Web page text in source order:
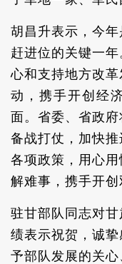
胡昌升表示，今
赶进位的关键一
心和支持地方改
动，携手开创经
面。省委、省政
备战打仗，加快
各项政策，用心用
解难事，携手开创
驻甘部队同志对
绩表示祝贺，诚
予部队发展的关